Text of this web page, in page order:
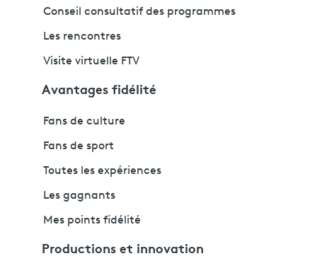
Conseil consultatif des programmes
Les rencontres
Visite virtuelle FTV
Avantages fidélité
Fans de culture
Fans de sport
Toutes les expériences
Les gagnants
Mes points fidélité
Productions et innovation